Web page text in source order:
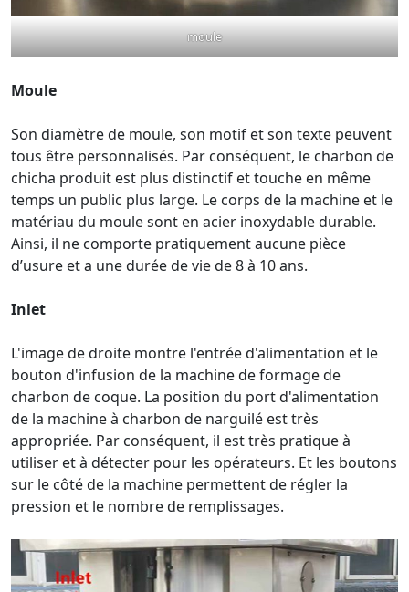
moule
Moule
Son diamètre de moule, son motif et son texte peuvent
tous être personnalisés. Par conséquent, le charbon de
chicha produit est plus distinctif et touche en même
temps un public plus large. Le corps de la machine et le
matériau du moule sont en acier inoxydable durable.
Ainsi, il ne comporte pratiquement aucune pièce
d’usure et a une durée de vie de 8 à 10 ans.
Inlet
L'image de droite montre l'entrée d'alimentation et le
bouton d'infusion de la machine de formage de
charbon de coque. La position du port d'alimentation
de la machine à charbon de narguilé est très
appropriée. Par conséquent, il est très pratique à
utiliser et à détecter pour les opérateurs. Et les boutons
sur le côté de la machine permettent de régler la
pression et le nombre de remplissages.